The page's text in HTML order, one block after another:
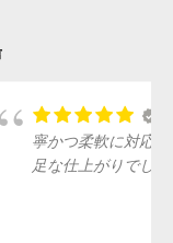
ら施工まで丁
含めて大満